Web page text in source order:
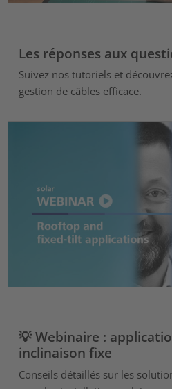
Les réponses aux
Suivez nos tutoriels et
gestion de câbles efficace.
💡 Webinaire :
inclinaison fixe
Conseils détaillés sur les